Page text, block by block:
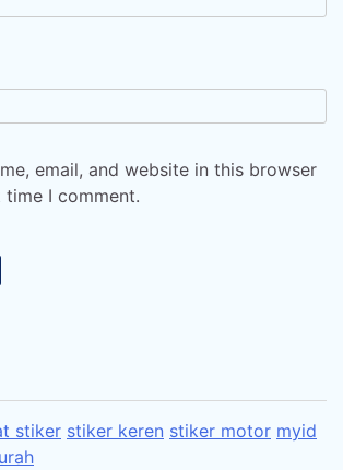
email, and website in this browser
I comment.
stiker stiker keren stiker motor myid